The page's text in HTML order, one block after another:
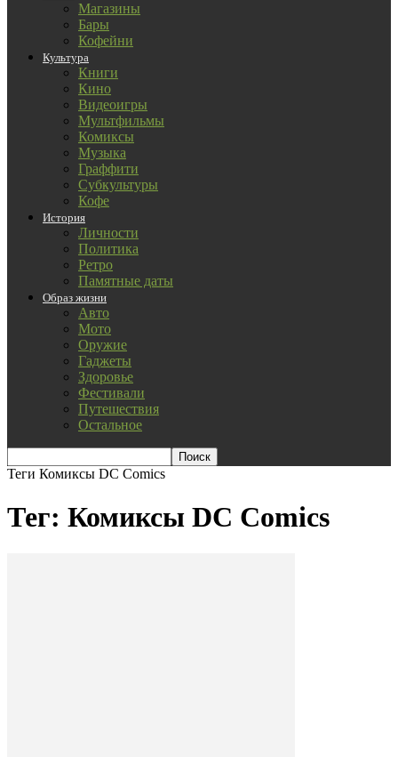
Магазины
Бары
Кофейни
Культура
Книги
Кино
Видеоигры
Мультфильмы
Комиксы
Музыка
Граффити
Субкультуры
Кофе
История
Личности
Политика
Ретро
Памятные даты
Образ жизни
Авто
Мото
Оружие
Гаджеты
Здоровье
Фестивали
Путешествия
Остальное
Теги Комиксы DC Comics
Тег: Комиксы DC Comics